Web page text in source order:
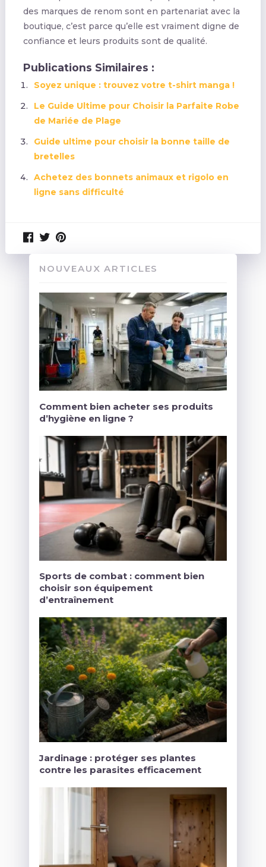
des marques de renom sont en partenariat avec la
boutique, c’est parce qu’elle est vraiment digne de
confiance et leurs produits sont de qualité.
Publications Similaires :
Soyez unique : trouvez votre t-shirt manga !
Le Guide Ultime pour Choisir la Parfaite Robe
de Mariée de Plage
Guide ultime pour choisir la bonne taille de
bretelles
Achetez des bonnets animaux et rigolo en
ligne sans difficulté
NOUVEAUX ARTICLES
Comment bien acheter ses produits
d’hygiène en ligne ?
Sports de combat : comment bien
choisir son équipement
d’entraînement
Jardinage : protéger ses plantes
contre les parasites efficacement